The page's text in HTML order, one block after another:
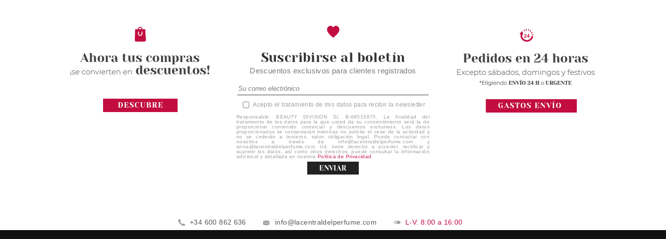
Suscribirse al boletín
Descuentos exclusivos para clientes registrados
Acepto el tratamiento de mis datos para recibir la newsletter
Responsable: BEAUTY DIVISION SL B-66515875. La finalidad del
tratamiento de los datos para la que usted da su consentimiento será la de
proporcionar contenido comercial y descuentos exclusivos. Los datos
proporcionados se conservarán mientras no solicite el cese de la actividad y
no se cederán a terceros, salvo obligación legal. Puede contactar con
nosotros a través de info@lacentraldelperfume.com y
anna@lacentraldelperfume.com. Ud. tiene derecho a acceder, rectificar y
suprimir los datos, así como otros derechos, puede consultar la información
adicional y detallada en nuestra Política de Privacidad
ENVIAR
+34 600 862 636 info@lacentraldelperfume.com L-V: 8:00 a 16:00